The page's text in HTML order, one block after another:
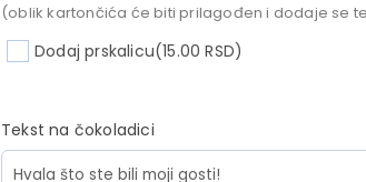
(oblik kartončića će biti prilagođen i dodaje se
Dodaj prskalicu(15.00 RSD)
Tekst na čokoladici